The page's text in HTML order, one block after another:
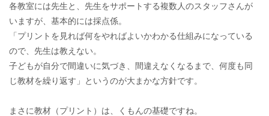
各教室には先生と、先生をサポートする複数人のスタッフさんが
いますが、基本的には採点係。
「プリントを見れば何をやればよいかわかる仕組みになっている
ので、先生は教えない。
子どもが自分で間違いに気づき、間違えなくなるまで、何度も同
じ教材を繰り返す」というのが大まかな方針です。
まさに教材（プリント）は、くもんの基礎ですね。